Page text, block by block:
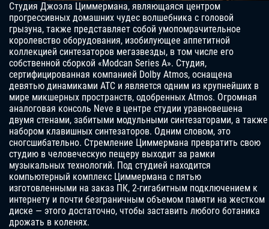
Студия Джоэла Циммермана, являющаяся центром
прогрессивных домашних чудес волшебника с головой
грызуна, также представляет собой умопомрачительное
королевство оборудования, изобилующее аппетитной
коллекцией синтезаторов мегазвезды, в том числе его
собственной сборкой «Modcan Series A». Студия,
сертифицированная компанией Dolby Atmos, оснащена
девятью динамиками ATC и является одним из крупнейших в
мире микшерных пространств, одобренных Atmos. Огромная
аналоговая консоль Neve в центре студии уравновешена
двумя стенами, забитыми модульными синтезаторами, а также
набором клавишных синтезаторов. Одним словом, это
сногсшибательно. Стремление Циммермана превратить свою
студию в человеческую пещеру выходит за рамки
музыкальных технологий. Под студией находится
компьютерный комплекс Циммермана с пятью
изготовленными на заказ ПК, 2-гигабитным подключением к
интернету и почти безграничным объемом памяти на жестком
диске — этого достаточно, чтобы заставить любого ботаника
дрожать в коленях.